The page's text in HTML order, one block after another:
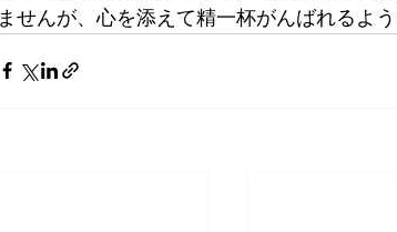
ませんが、心を添えて精一杯がんばれるよ